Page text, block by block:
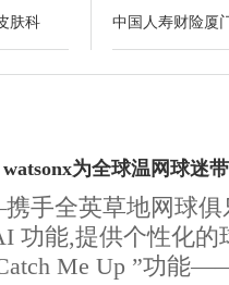
肤科 中国人寿财险厦
为全球温网球迷
手全英草地网球俱
功能,提供个性化的
Me Up ”功能